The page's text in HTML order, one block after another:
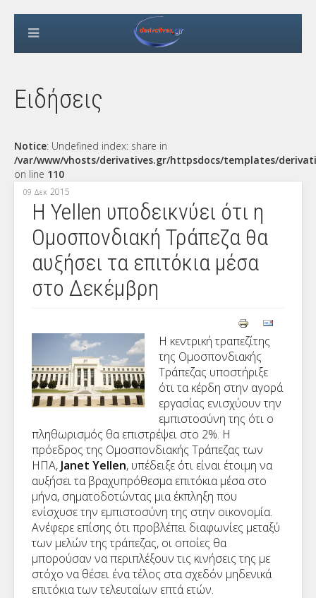
Ειδήσεις
Notice: Undefined index: share in
/var/www/vhosts/derivatives.gr/httpsdocs/templates/
on line 110
09 Δεκ 2015
Η Yellen υποδεικνύει ότι η
Ομοσπονδιακή Τράπεζα θα
αυξήσει τα επιτόκια μέσα
στο Δεκέμβρη
Η κεντρική τραπεζίτης
της Ομοσπονδιακής
Τράπεζας υποστήριξε
ότι τα κέρδη στην αγορά
εργασίας ενισχύουν την
εμπιστοσύνη της ότι ο
πληθωρισμός θα επιστρέψει στο 2%. Η
πρόεδρος της Ομοσπονδιακής Τράπεζας των
ΗΠΑ, Janet Yellen, υπέδειξε ότι είναι έτοιμη να
αυξήσει τα βραχυπρόθεσμα επιτόκια μέσα στο
μήνα, σηματοδοτώντας μια έκπληξη που
ενίσχυσε την εμπιστοσύνη της στην οικονομία.
Ανέφερε επίσης ότι προβλέπει διαφωνίες μεταξύ
των μελών της τράπεζας, οι οποίες θα
μπορούσαν να περιπλέξουν τις κινήσεις της με
στόχο να θέσει ένα τέλος στα σχεδόν μηδενικά
επιτόκια των τελευταίων επτά ετών.